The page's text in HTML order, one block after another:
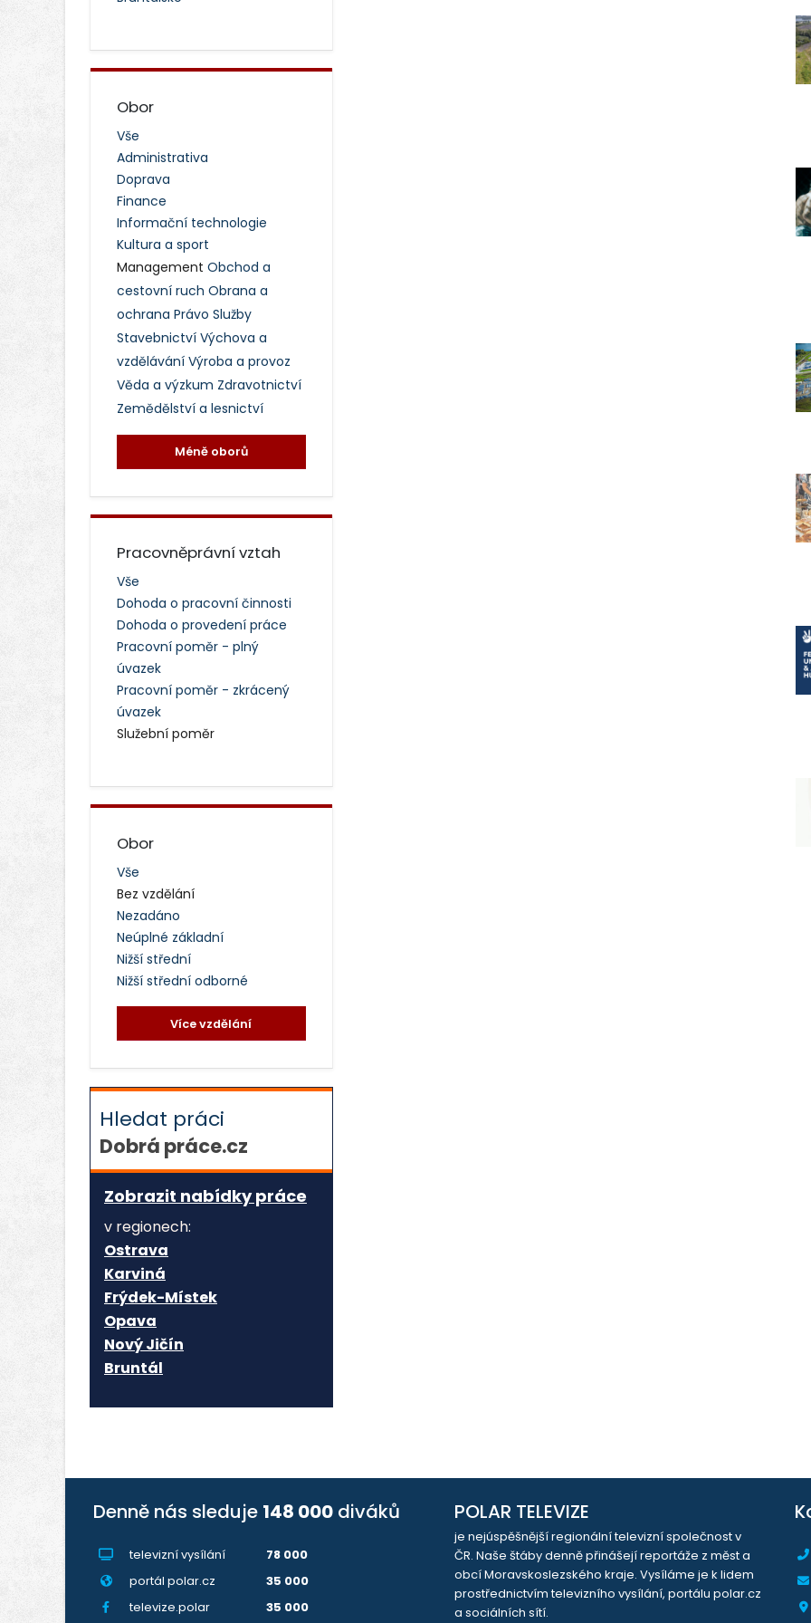
Obor
Vše
Administrativa
Doprava
Finance
Informační technologie
Kultura a sport
Management Obchod a
cestovní ruch Obrana a
ochrana Právo Služby
Stavebnictví Výchova a
vzdělávání Výroba a provoz
Věda a výzkum Zdravotnictví
Zemědělství a lesnictví
Méně oborů
Pracovněprávní vztah
Vše
Dohoda o pracovní činnosti
Dohoda o provedení práce
Pracovní poměr - plný
úvazek
Pracovní poměr - zkrácený
úvazek
Služební poměr
Obor
Vše
Bez vzdělání
Nezadáno
Neúplné základní
Nižší střední
Nižší střední odborné
Více vzdělání
Hledat práci
Dobrá práce.cz
Zobrazit nabídky práce
v regionech:
Ostrava
Karviná
Frýdek-Místek
Opava
Nový Jičín
Bruntál
Denně nás sleduje 148 000 diváků
televizní vysílání
78 000
portál polar.cz
35 000
televize.polar
35 000
POLAR TELEVIZE
je nejúspěšnější regionální televizní společnost v
ČR. Naše štáby denně přinášejí reportáže z měst a
obcí Moravskoslezského kraje. Vysíláme je k lidem
prostřednictvím televizního vysílání, portálu polar.cz
a sociálních sítí.